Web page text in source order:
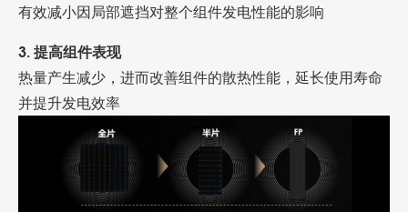
有效减小因局部遮挡对整个组件发电性能的影响
3. 提高组件表现
热量产生减少，进而改善组件的散热性能，延长使用寿命
并提升发电效率